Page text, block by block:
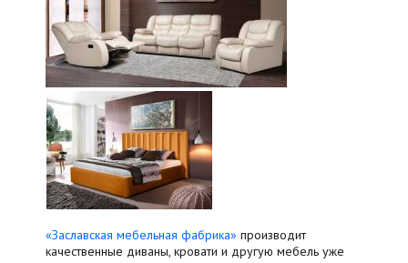
«Заславская мебельная фабрика» производит
качественные диваны, кровати и другую мебель уже